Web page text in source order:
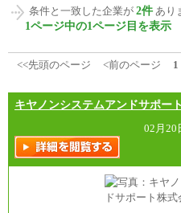
条件と一致した企業が 2件 あり
1ページ中の1ページ目を表示
<<先頭のページ
<前のページ 1
キヤノンシステムアンドサポー
02月